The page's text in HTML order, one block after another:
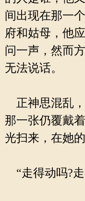
间出现在那一
府和姑母，他
问一声，然而
无法说话。
正神思混乱
那一张仍覆戴
光扫来，在她
“走得动吗?